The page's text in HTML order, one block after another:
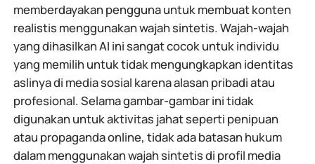
memberdayakan pengguna untuk membuat konten
realistis menggunakan wajah sintetis. Wajah-wajah
yang dihasilkan AI ini sangat cocok untuk individu
yang memilih untuk tidak mengungkapkan identitas
aslinya di media sosial karena alasan pribadi atau
profesional. Selama gambar-gambar ini tidak
digunakan untuk aktivitas jahat seperti penipuan
atau propaganda online, tidak ada batasan hukum
dalam menggunakan wajah sintetis di profil media